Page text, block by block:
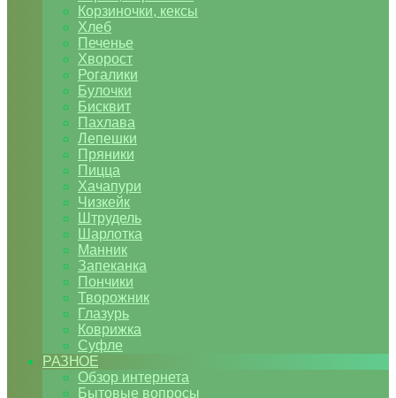
Корзиночки, кексы
Хлеб
Печенье
Хворост
Рогалики
Булочки
Бисквит
Пахлава
Лепешки
Пряники
Пицца
Хачапури
Чизкейк
Штрудель
Шарлотка
Манник
Запеканка
Пончики
Творожник
Глазурь
Коврижка
Суфле
РАЗНОЕ
Обзор интернета
Бытовые вопросы